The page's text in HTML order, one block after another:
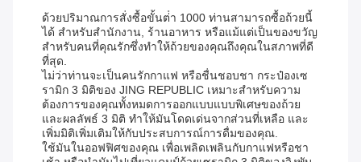
ด้วยปริมาณการสั่งซื้อขั้นต่ํา 1000 ท่านสามารถซื้อถ้วยนี้
ได้ สําหรับสํานักงาน, ร้านอาหาร หรือแม้แต่เป็นของขวัญ
สําหรับคนที่คุณรักซึ่งทําให้ถ้วยของคุณถึงคุณในสภาพที่ดี
ที่สุด.
ไม่ว่าท่านจะเป็นคนรักกาแฟ หรือชื่นชอบชา กระป๋องเซ
รามิก 3 มิติของ JING REPUBLIC เหมาะสําหรับความ
ต้องการของคุณทั้งหมดการออกแบบแบบพิเศษของถ้วย
และผลลัพธ์ 3 มิติ ทําให้มันโดดเด่นจากส่วนที่เหลือ และ
เพิ่มมิติเพิ่มเติมให้กับประสบการณ์การดื่มของคุณ.
ใช้มันในออฟฟิศของคุณ เพื่อเพลิดเพลินกับกาแฟหรือชา